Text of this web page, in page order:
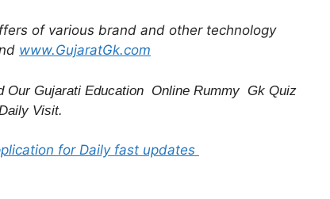
of various brand and other technology
www.GujaratGk.com
Our Gujarati Education Online Rummy Gk Quiz
Visit.
for Daily fast updates